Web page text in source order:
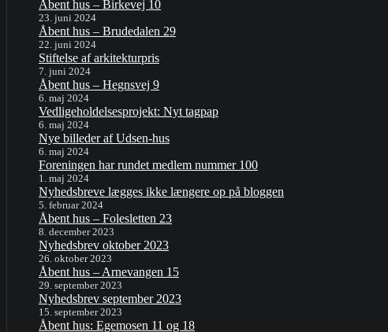
Åbent hus – Birkevej 10
23. juni 2024
Åbent hus – Brudedalen 29
22. juni 2024
Stiftelse af arkitekturpris
7. juni 2024
Åbent hus – Hegnsvej 9
6. maj 2024
Vedligeholdelsesprojekt: Nyt tagpap
6. maj 2024
Nye billeder af Udsen-hus
6. maj 2024
Foreningen har rundet medlem nummer 100
1. maj 2024
Nyhedsbreve lægges ikke længere op på bloggen
5. februar 2024
Åbent hus – Folesletten 23
8. december 2023
Nyhedsbrev oktober 2023
26. oktober 2023
Åbent hus – Arnevangen 15
29. september 2023
Nyhedsbrev september 2023
15. september 2023
Åbent hus: Egemosen 11 og 18